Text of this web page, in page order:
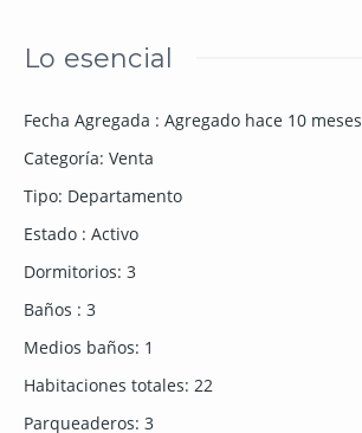
Lo esencial
Fecha Agregada : Agregado hace 10 meses
Categoría: Venta
Tipo: Departamento
Estado : Activo
Dormitorios: 3
Baños : 3
Medios baños: 1
Habitaciones totales: 22
Parqueaderos: 3